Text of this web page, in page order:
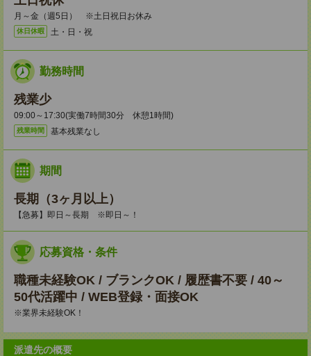
月～金（週5日） ※土日祝日お休み
休日休暇 土・日・祝
勤務時間
残業少
09:00～17:30(実働7時間30分 休憩1時間)
残業時間 基本残業なし
期間
長期（3ヶ月以上）
【急募】即日～長期 ※即日～！
応募資格・条件
職種未経験OK / ブランクOK / 履歴書不要 / 40～
50代活躍中 / WEB登録・面接OK
※業界未経験OK！
派遣先の概要